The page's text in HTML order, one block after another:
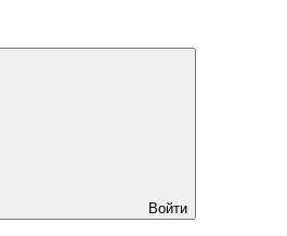
Войти